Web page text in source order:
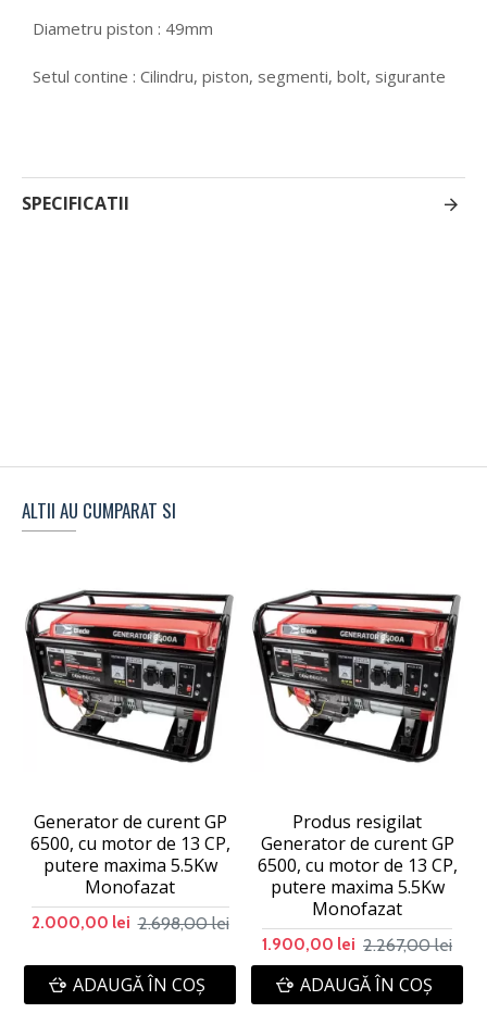
Diametru piston : 49mm
Setul contine : Cilindru, piston, segmenti, bolt, sigurante
SPECIFICATII
ALTII AU CUMPARAT SI
Generator de curent GP
6500, cu motor de 13 CP,
putere maxima 5.5Kw
Monofazat
2.000,00 lei 2.698,00 lei
ADAUGĂ ÎN COŞ
Produs resigilat
Generator de curent GP
6500, cu motor de 13 CP,
putere maxima 5.5Kw
Monofazat
1.900,00 lei 2.267,00 lei
ADAUGĂ ÎN COŞ